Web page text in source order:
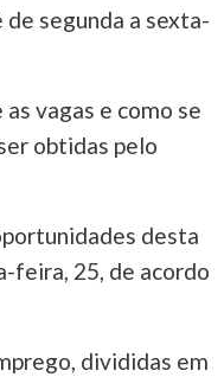
segunda a sexta-
vagas e como se
obtidas pelo
desta
feira, 25, de acordo
divididas em